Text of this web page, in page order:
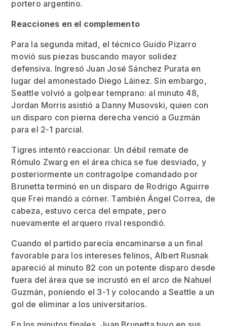
portero argentino.
Reacciones en el complemento
Para la segunda mitad, el técnico Guido Pizarro
movió sus piezas buscando mayor solidez
defensiva. Ingresó Juan José Sánchez Purata en
lugar del amonestado Diego Láinez. Sin embargo,
Seattle volvió a golpear temprano: al minuto 48,
Jordan Morris asistió a Danny Musovski, quien con
un disparo con pierna derecha venció a Guzmán
para el 2-1 parcial.
Tigres intentó reaccionar. Un débil remate de
Rómulo Zwarg en el área chica se fue desviado, y
posteriormente un contragolpe comandado por
Brunetta terminó en un disparo de Rodrigo Aguirre
que Frei mandó a córner. También Ángel Correa, de
cabeza, estuvo cerca del empate, pero
nuevamente el arquero rival respondió.
Cuando el partido parecía encaminarse a un final
favorable para los intereses felinos, Albert Rusnak
apareció al minuto 82 con un potente disparo desde
fuera del área que se incrustó en el arco de Nahuel
Guzmán, poniendo el 3-1 y colocando a Seattle a un
gol de eliminar a los universitarios.